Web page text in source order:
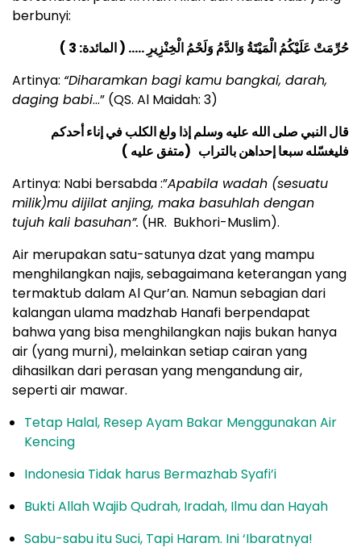
berbunyi:
حُرِّمَتْ عَلَيْكُمُ الْمَيْتَةُ وَالدَّمُ وَلَحْمُ الْخِنْزِيرِ ….. ( المائدة: 3 )
Artinya: “Diharamkan bagi kamu bangkai, darah,
daging babi…” (QS. Al Maidah: 3)
قال النبي صلى الله عليه وسلم إذا ولغ الكلب في إناء أحدكم
فليغسّله سبعا إحداهن بالتراب (متفق عليه )
Artinya: Nabi bersabda :”Apabila wadah (sesuatu
milik)mu dijilat anjing, maka basuhlah dengan
tujuh kali basuhan”. (HR. Bukhori-Muslim).
Air merupakan satu-satunya dzat yang mampu
menghilangkan najis, sebagaimana keterangan yang
termaktub dalam Al Qur’an. Namun sebagian dari
kalangan ulama madzhab Hanafi berpendapat
bahwa yang bisa menghilangkan najis bukan hanya
air (yang murni), melainkan setiap cairan yang
dihasilkan dari perasan yang mengandung air,
seperti air mawar.
Tetap Halal, Resep Ayam Bakar Menggunakan Air
Kencing
Indonesia Tidak harus Bermazhab Syafi’i
Bukti Allah Wajib Qudrah, Iradah, Ilmu dan Hayah
Sabu-sabu itu Suci, Tapi Haram. Ini ‘Ibaratnya!